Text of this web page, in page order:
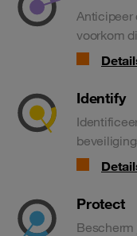
Anticipeer
voorkom
Identify
Protect